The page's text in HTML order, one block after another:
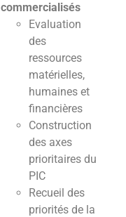
commercialisés
Evaluation
des
ressources
matérielles,
humaines et
financières
Construction
des axes
prioritaires du
PIC
Recueil des
priorités de la